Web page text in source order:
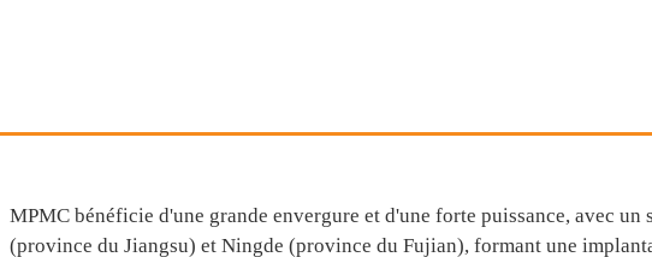
MPMC bénéficie d'une grande envergure et d'une forte puissance, avec
(province du Jiangsu) et Ningde (province du Fujian), formant une